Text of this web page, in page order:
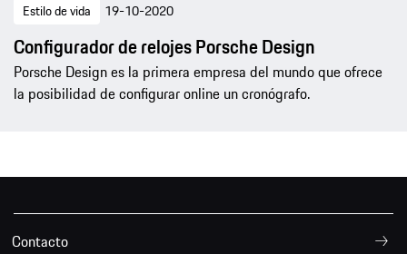
Estilo de vida 19-10-2020
Configurador de relojes Porsche Design
Porsche Design es la primera empresa del mundo que ofrece
la posibilidad de configurar online un cronógrafo.
Contacto